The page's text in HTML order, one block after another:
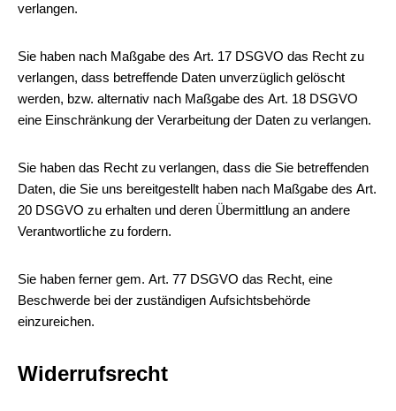
verlangen.
Sie haben nach Maßgabe des Art. 17 DSGVO das Recht zu
verlangen, dass betreffende Daten unverzüglich gelöscht
werden, bzw. alternativ nach Maßgabe des Art. 18 DSGVO
eine Einschränkung der Verarbeitung der Daten zu verlangen.
Sie haben das Recht zu verlangen, dass die Sie betreffenden
Daten, die Sie uns bereitgestellt haben nach Maßgabe des Art.
20 DSGVO zu erhalten und deren Übermittlung an andere
Verantwortliche zu fordern.
Sie haben ferner gem. Art. 77 DSGVO das Recht, eine
Beschwerde bei der zuständigen Aufsichtsbehörde
einzureichen.
Widerrufsrecht